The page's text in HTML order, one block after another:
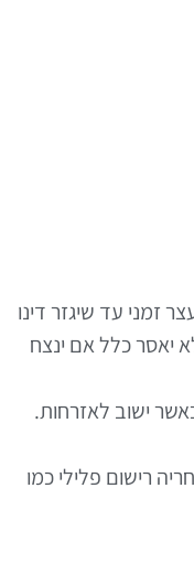
זמני עד שיגזר דינו
יאסר כלל אם ינצח
ישוב לאזרחות.
רישום פלילי כמו